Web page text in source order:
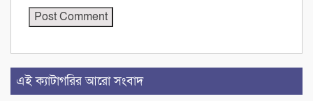
এই ক্যাটাগরির আরো সংবাদ